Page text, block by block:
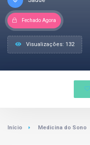
Fechado Agora
Visualizações: 132
Início Medicina do Sono